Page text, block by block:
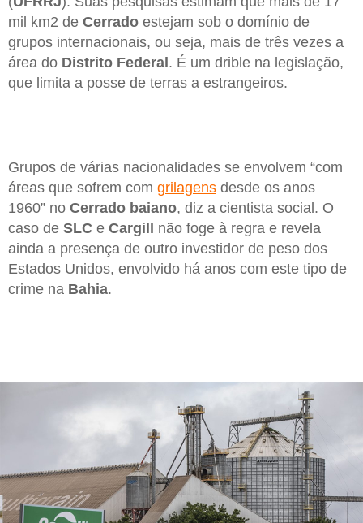
mil km2 de Cerrado estejam sob o domínio de
grupos internacionais, ou seja, mais de três vezes a
área do Distrito Federal . É um drible na legislação,
que limita a posse de terras a estrangeiros.
Grupos de várias nacionalidades se envolvem “com
áreas que sofrem com grilagens desde os anos
1960” no Cerrado baiano, diz a cientista social. O
caso de SLC e Cargill não foge à regra e revela
ainda a presença de outro investidor de peso dos
Estados Unidos, envolvido há anos com este tipo de
crime na Bahia.